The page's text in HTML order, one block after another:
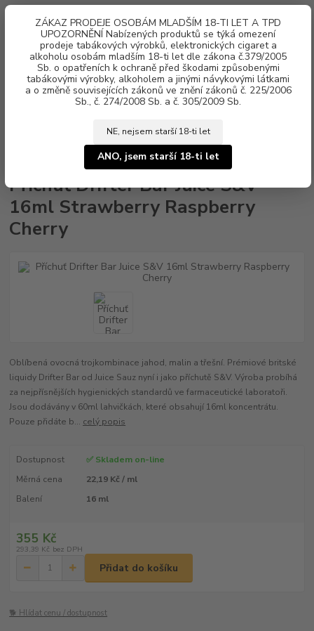
ZÁKAZ PRODEJE OSOBÁM MLADŠÍM 18-TI LET A TPD
UPOZORNĚNÍ Nabízených produktů se týká omezení
prodeje tabákových výrobků, elektronických cigaret a
alkoholu osobám mladším 18-ti let dle zákona č.379/2005
Sb. o opatřeních k ochraně před škodami způsobenými
tabákovými výrobky, alkoholem a jinými návykovými látkami
a o změně souvisejících zákonů ve znění zákonů č. 225/2006
Sb., č. 274/2008 Sb. a č. 305/2009 Sb.
NE, nejsem starší 18-ti let
ANO, jsem starší 18-ti let
Menu
za0 Kč
Bar Juice S&V 16ml Strawberry Raspberry Cherry
Příchuť Drifter Bar Juice S&V
16ml Strawberry Raspberry
Cherry
Oblíbená ovocná trojkombinace jahod, malin a třešní. Prémiové britské
liquidy Drifter Bar od Juice Sauz nyní i jako příchutě S&V. Výroba probíhá
za nejpřísnějších hygienických standardů ve farmaceutické laboratoři.
Jsou dodávány v 60ml lahvičkách, které obsahují 16ml koncentrátu.
Pouze přidáte b... celý popis
Dostupnost
✅ Skladem on-line
Měrná cena
22,19 Kč / ml
Balení
16 ml
355 Kč
293,39 Kč bez DPH
Přidat do košíku
🐕 Hlídat cenu / dostupnost